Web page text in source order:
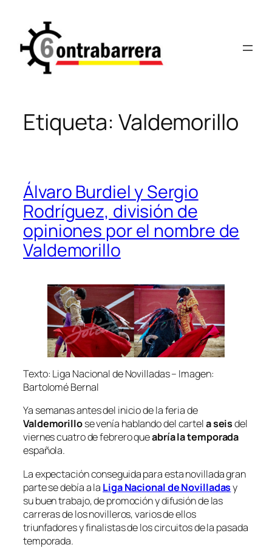
contenido
Etiqueta: Valdemorillo
Álvaro Burdiel y Sergio
Rodríguez, división de
opiniones por el nombre de
Valdemorillo
Texto: Liga Nacional de Novilladas – Imagen:
Bartolomé Bernal
Ya semanas antes del inicio de la feria de
Valdemorillose venía hablando del cartela seisdel
viernes cuatro de febrero queabría la temporada
española.
La expectación conseguida para esta novillada gran
parte se debía a la Liga Nacional de Novilladasy
su buen trabajo, de promoción y difusión de las
carreras de los novilleros, varios de ellos
triunfadores y finalistas de los circuitos de la pasada
temporada.